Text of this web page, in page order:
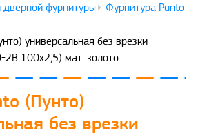
дверной фурнитуры
Фурнитура Punto
универсальная без врезки
2B 100x2,5) мат. золото
(Пунто)
без врезки